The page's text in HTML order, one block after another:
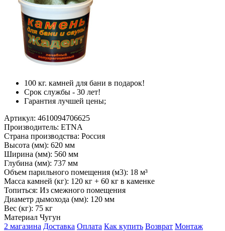
100 кг. камней для бани в подарок!
Срок службы - 30 лет!
Гарантия лучшей цены;
Артикул: 4610094706625
Производитель: ETNA
Страна производства: Россия
Высота (мм): 620 мм
Ширина (мм): 560 мм
Глубина (мм): 737 мм
Объем парильного помещения (м3): 18 м³
Масса камней (кг): 120 кг + 60 кг в каменке
Топиться: Из смежного помещения
Диаметр дымохода (мм): 120 мм
Вес (кг): 75 кг
Материал Чугун
2 магазина Доставка Оплата Как купить Возврат Монтаж